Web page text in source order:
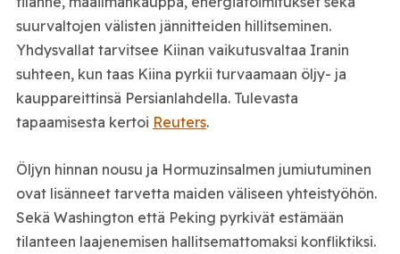
suurvaltojen välisten jännitteiden hillitseminen.
Yhdysvallat tarvitsee Kiinan vaikutusvaltaa Iranin
suhteen, kun taas Kiina pyrkii turvaamaan öljy- ja
kauppareittinsä Persianlahdella. Tulevasta
tapaamisesta kertoi Reuters.
Öljyn hinnan nousu ja Hormuzinsalmen jumiutuminen
ovat lisänneet tarvetta maiden väliseen yhteistyöhön.
Sekä Washington että Peking pyrkivät estämään
tilanteen laajenemisen hallitsemattomaksi konfliktiksi.